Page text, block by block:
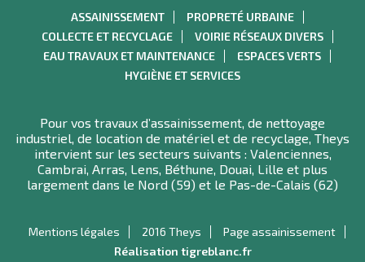
ASSAINISSEMENT
PROPRETÉ URBAINE
COLLECTE ET RECYCLAGE
VOIRIE RÉSEAUX DIVERS
EAU TRAVAUX ET MAINTENANCE
ESPACES VERTS
HYGIÈNE ET SERVICES
Pour vos travaux d’assainissement, de nettoyage
industriel, de location de matériel et de recyclage, Theys
intervient sur les secteurs suivants : Valenciennes,
Cambrai, Arras, Lens, Béthune, Douai, Lille et plus
largement dans le Nord (59) et le Pas-de-Calais (62)
Mentions légales 2016 Theys
Page assainissement
Réalisation tigreblanc.fr